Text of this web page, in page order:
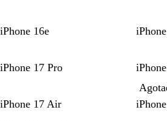
iPhone 16e
iPhone 17 Pro
iPhone 17 Air